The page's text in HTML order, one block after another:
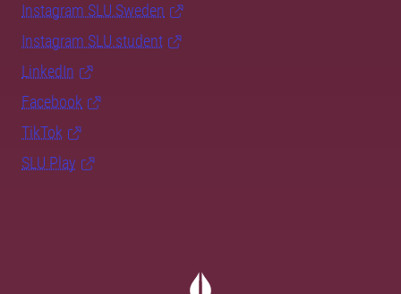
Instagram SLU.Sweden
Instagram SLU.student
LinkedIn
Facebook
TikTok
SLU Play